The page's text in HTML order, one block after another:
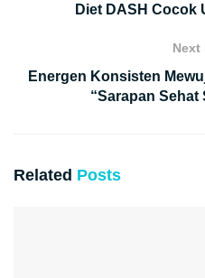
Diet DASH Cocok
Next
Energen Konsisten
“Sarapan Sehat
Related Posts